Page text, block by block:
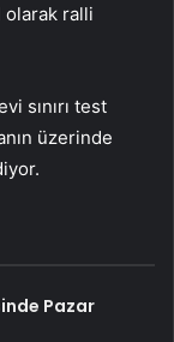
olarak ralli
sınırı test
üzerinde
Pazar